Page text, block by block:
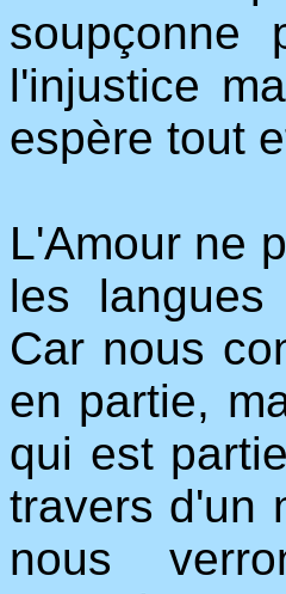
l'injustice
espère tout
L'Amour ne
les langues
Car nous
en partie,
qui est
travers d'un
nous